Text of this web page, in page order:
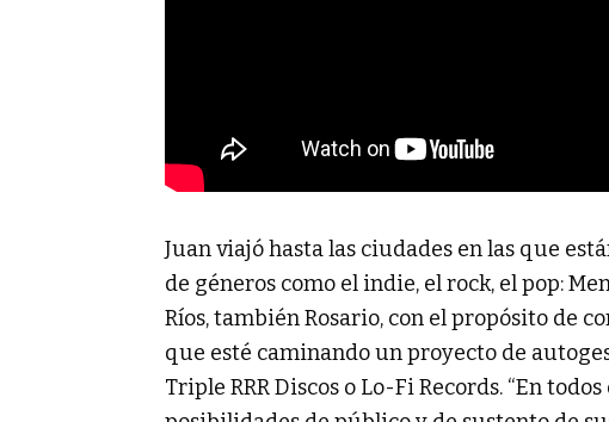
Juan viajó hasta las ciudades en las que
de géneros como el indie, el rock, el pop:
Ríos, también Rosario, con el propósito de
que esté caminando un proyecto de
Triple RRR Discos o Lo-Fi Records. “En